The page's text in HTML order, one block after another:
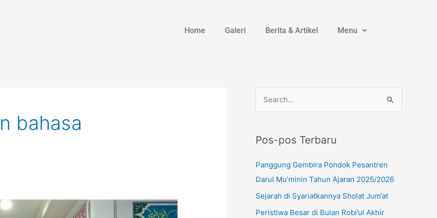
Home Galeri Berita & Artikel Menu
bahasa
i
u
n
Pos-pos Terbaru
Panggung Gembira Pondok Pesantren
Darul Mu’minin Tahun Ajaran 2025/2026
Sejarah di Syariatkannya Sholat Jum’at
Peristiwa Besar di Bulan Robi’ul Akhir
InstagramYouTube WhatsApp